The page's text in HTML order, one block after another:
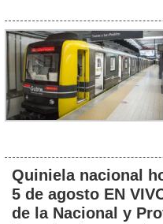
Quiniela nacional
5 de agosto EN
de la Nacional y